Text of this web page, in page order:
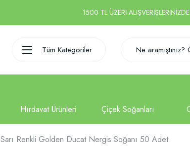
1500 TL ÜZERİ ALIŞVERİŞLERİNİZDE
Tüm Kategoriler
Sarı Renkli Golden Ducat Nergis Soğanı 50 Adet